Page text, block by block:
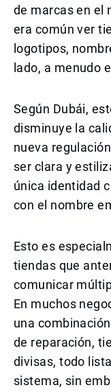
de marcas en el
era común ver
logotipos,
lado, a menudo
Según Dubái,
disminuye la
nueva
ser clara y
única identidad
con el nombre
Esto es
tiendas que
comunicar
En muchos
una
de reparación,
divisas, todo
sistema, sin